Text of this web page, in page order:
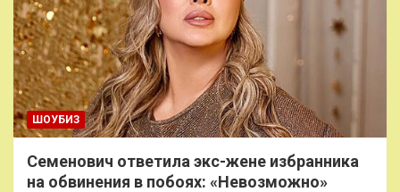
ШОУБИЗ
Семенович ответила экс-жене избранника
на обвинения в побоях: «Невозможно»